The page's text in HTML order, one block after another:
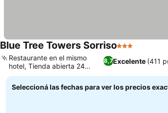
Blue Tree Towers Sorriso3 Estrellas
8,7Excelente (411
Restaurante en el mismo
hotel, Tienda abierta 24
horas
Seleccioná las fechas para ver los precios